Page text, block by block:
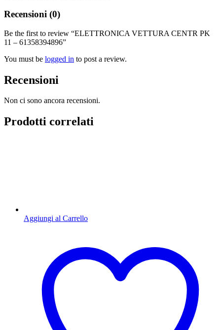
Recensioni (0)
Be the first to review “ELETTRONICA VETTURA CENTR PK
11 – 61358394896”
You must be logged in to post a review.
Recensioni
Non ci sono ancora recensioni.
Prodotti correlati
Aggiungi al Carrello